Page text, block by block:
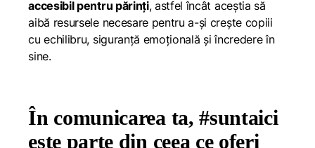
accesibil pentru părinți, astfel încât aceștia să
aibă resursele necesare pentru a-și crește copiii
cu echilibru, siguranță emoțională și încredere în
sine.
În comunicarea ta, #suntaici
este parte din ceea ce oferi